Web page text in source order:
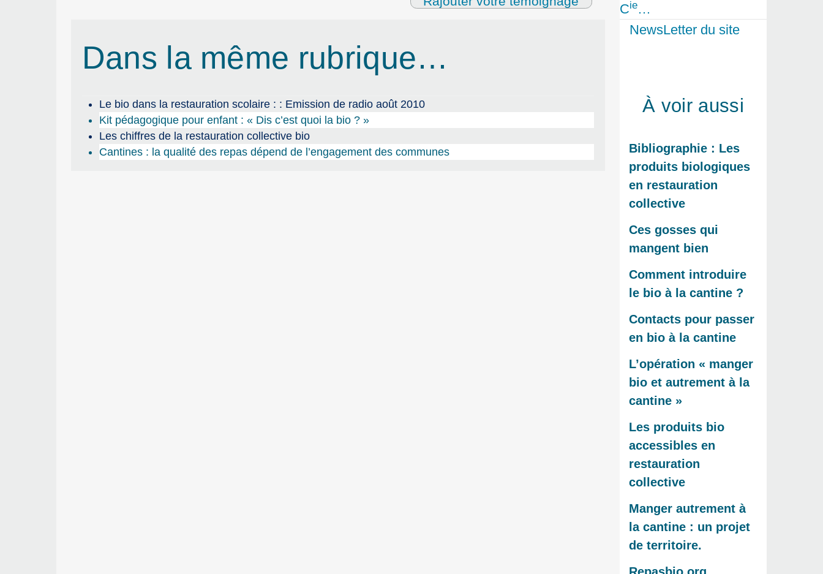
Dans la même rubrique…
Le bio dans la restauration scolaire : : Emission de radio août 2010
Kit pédagogique pour enfant : « Dis c’est quoi la bio ? »
Les chiffres de la restauration collective bio
Cantines : la qualité des repas dépend de l’engagement des communes
Cie…
NewsLetter du site
À voir aussi
Bibliographie : Les
produits biologiques
en restauration
collective
Ces gosses qui
mangent bien
Comment introduire
le bio à la cantine ?
Contacts pour passer
en bio à la cantine
L’opération « manger
bio et autrement à la
cantine »
Les produits bio
accessibles en
restauration
collective
Manger autrement à
la cantine : un projet
de territoire.